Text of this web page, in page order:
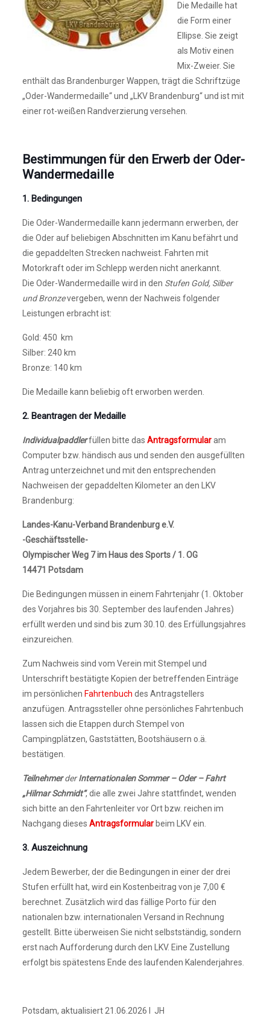
Die Medaille hat
die Form einer
Ellipse. Sie zeigt
als Motiv einen
Mix-Zweier. Sie
enthält das Brandenburger Wappen, trägt die Schriftzüge
„Oder-Wandermedaille“ und „LKV Brandenburg“ und ist mit
einer rot-weißen Randverzierung versehen.
Bestimmungen für den Erwerb der Oder-
Wandermedaille
1. Bedingungen
Die Oder-Wandermedaille kann jedermann erwerben, der
die Oder auf beliebigen Abschnitten im Kanu befährt und
die gepaddelten Strecken nachweist. Fahrten mit
Motorkraft oder im Schlepp werden nicht anerkannt.
Die Oder-Wandermedaille wird in den Stufen Gold, Silber
und Bronzevergeben, wenn der Nachweis folgender
Leistungen erbracht ist:
Gold: 450 km
Silber: 240 km
Bronze: 140 km
Die Medaille kann beliebig oft erworben werden.
2. Beantragen der Medaille
Individualpaddlerfüllen bitte das Antragsformularam
Computer bzw. händisch aus und senden den ausgefüllten
Antrag unterzeichnet und mit den entsprechenden
Nachweisen der gepaddelten Kilometer an den LKV
Brandenburg:
Landes-Kanu-Verband Brandenburg e.V.
-Geschäftsstelle-
Olympischer Weg 7 im Haus des Sports / 1. OG
14471 Potsdam
Die Bedingungen müssen in einem Fahrtenjahr (1. Oktober
des Vorjahres bis 30. September des laufenden Jahres)
erfüllt werden und sind bis zum 30.10. des Erfüllungsjahres
einzureichen.
Zum Nachweis sind vom Verein mit Stempel und
Unterschrift bestätigte Kopien der betreffenden Einträge
im persönlichen Fahrtenbuch des Antragstellers
anzufügen. Antragssteller ohne persönliches Fahrtenbuch
lassen sich die Etappen durch Stempel von
Campingplätzen, Gaststätten, Bootshäusern o.ä.
bestätigen.
TeilnehmerderInternationalen Sommer – Oder – Fahrt
„Hilmar Schmidt“, die alle zwei Jahre stattfindet, wenden
sich bitte an den Fahrtenleiter vor Ort bzw. reichen im
Nachgang dieses Antragsformularbeim LKV ein.
3. Auszeichnung
Jedem Bewerber, der die Bedingungen in einer der drei
Stufen erfüllt hat, wird ein Kostenbeitrag von je 7,00 €
berechnet. Zusätzlich wird das fällige Porto für den
nationalen bzw. internationalen Versand in Rechnung
gestellt. Bitte überweisen Sie nicht selbstständig, sondern
erst nach Aufforderung durch den LKV. Eine Zustellung
erfolgt bis spätestens Ende des laufenden Kalenderjahres.
Potsdam, aktualisiert 21.06.2026 I JH